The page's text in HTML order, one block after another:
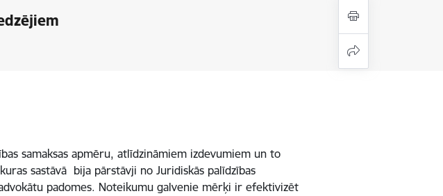
samaksas apmēru, atlīdzināmiem izdevumiem un to
sastāvā bija pārstāvji no Juridiskās palīdzības
padomes. Noteikumu galvenie mērķi ir efektivizēt